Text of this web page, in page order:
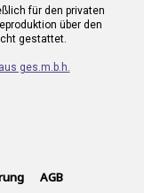
für den privaten
über den
gestattet.
ges.m.b.h.
AGB